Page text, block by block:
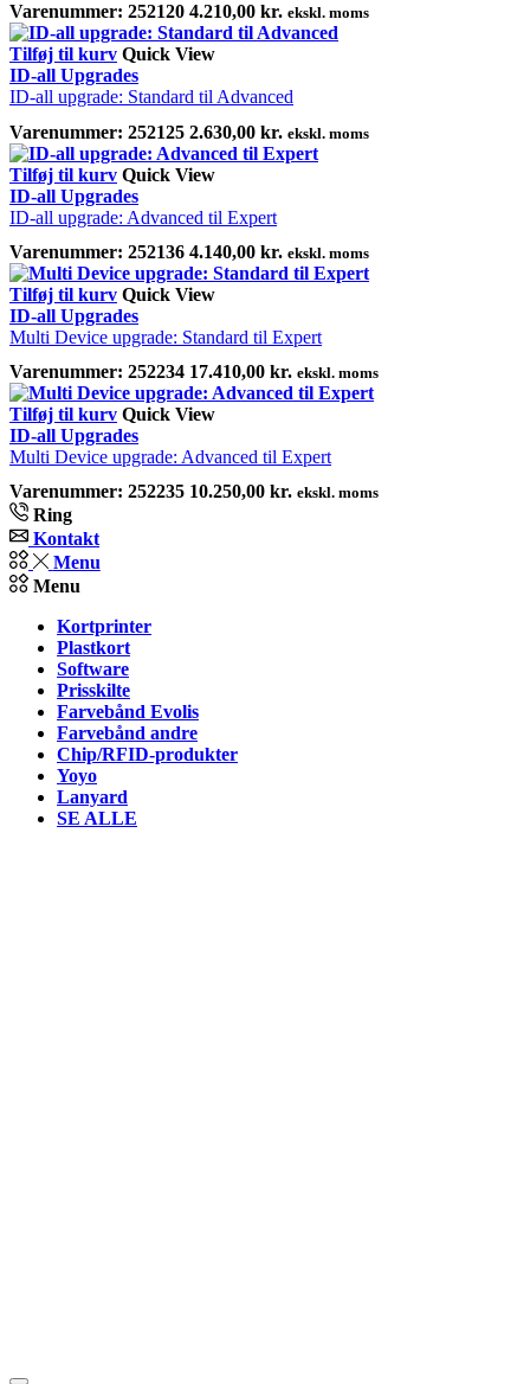
Varenummer: 252120 4.210,00 kr. ekskl. moms
Tilføj til kurv Quick View
ID-all Upgrades
ID-all upgrade: Standard til Advanced
Varenummer: 252125 2.630,00 kr. ekskl. moms
Tilføj til kurv Quick View
ID-all Upgrades
ID-all upgrade: Advanced til Expert
Varenummer: 252136 4.140,00 kr. ekskl. moms
Tilføj til kurv Quick View
ID-all Upgrades
Multi Device upgrade: Standard til Expert
Varenummer: 252234 17.410,00 kr. ekskl. moms
Tilføj til kurv Quick View
ID-all Upgrades
Multi Device upgrade: Advanced til Expert
Varenummer: 252235 10.250,00 kr. ekskl. moms
Ring
Kontakt
Menu
Menu
Kortprinter
Plastkort
Software
Prisskilte
Farvebånd Evolis
Farvebånd andre
Chip/RFID-produkter
Yoyo
Lanyard
SE ALLE